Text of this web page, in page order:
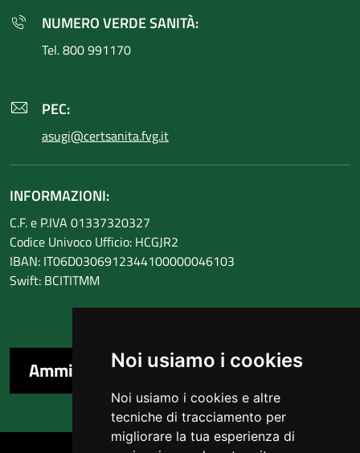
Noi usiamo i cookies
Noi usiamo i cookies e altre
tecniche di tracciamento per
migliorare la tua esperienza di
NUMERO VERDE SANITÀ:
Tel. 800 991170
PEC:
asugi@certsanita.fvg.it
INFORMAZIONI:
C.F. e P.IVA 01337320327
Codice Univoco Ufficio: HCGJR2
IBAN: IT06D0306912344100000046103
Swift: BCITITMM
Amministrazione trasparente